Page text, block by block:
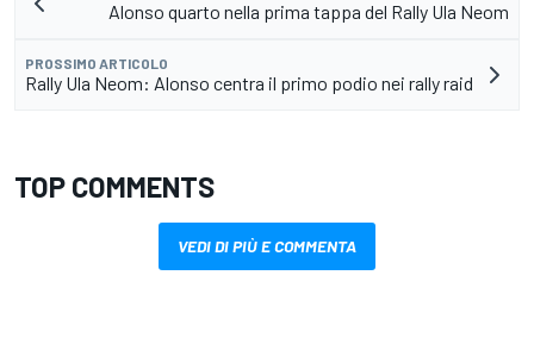
Alonso quarto nella prima tappa del Rally Ula Neom
PROSSIMO ARTICOLO
Rally Ula Neom: Alonso centra il primo podio nei rally raid
TOP COMMENTS
VEDI DI PIÙ E COMMENTA